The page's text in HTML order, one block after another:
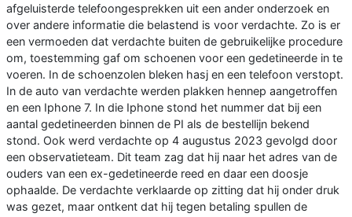
afgeluisterde telefoongesprekken uit een ander onderzoek en
over andere informatie die belastend is voor verdachte. Zo is er
een vermoeden dat verdachte buiten de gebruikelijke procedure
om, toestemming gaf om schoenen voor een gedetineerde in te
voeren. In de schoenzolen bleken hasj en een telefoon verstopt.
In de auto van verdachte werden plakken hennep aangetroffen
en een Iphone 7. In die Iphone stond het nummer dat bij een
aantal gedetineerden binnen de PI als de bestellijn bekend
stond. Ook werd verdachte op 4 augustus 2023 gevolgd door
een observatieteam. Dit team zag dat hij naar het adres van de
ouders van een ex-gedetineerde reed en daar een doosje
ophaalde. De verdachte verklaarde op zitting dat hij onder druk
was gezet, maar ontkent dat hij tegen betaling spullen de